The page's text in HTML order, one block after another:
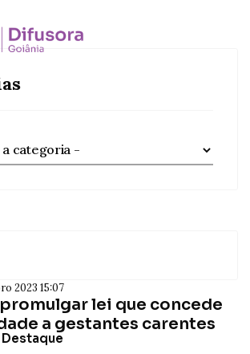
2023 15:07
lei que concede
a gestantes carentes
Destaque